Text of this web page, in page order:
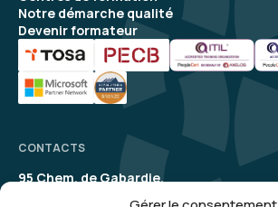
Notre démarche qualité
Devenir formateur
CONTACTS
95 Chem. de Gabardie,